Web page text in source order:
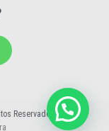
Reservados